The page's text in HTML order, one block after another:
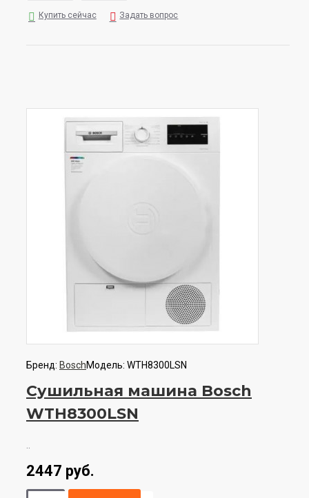
Купить сейчас Задать вопрос
Бренд: BoschМодель: WTH8300LSN
Сушильная машина Bosch
WTH8300LSN
2447 руб.